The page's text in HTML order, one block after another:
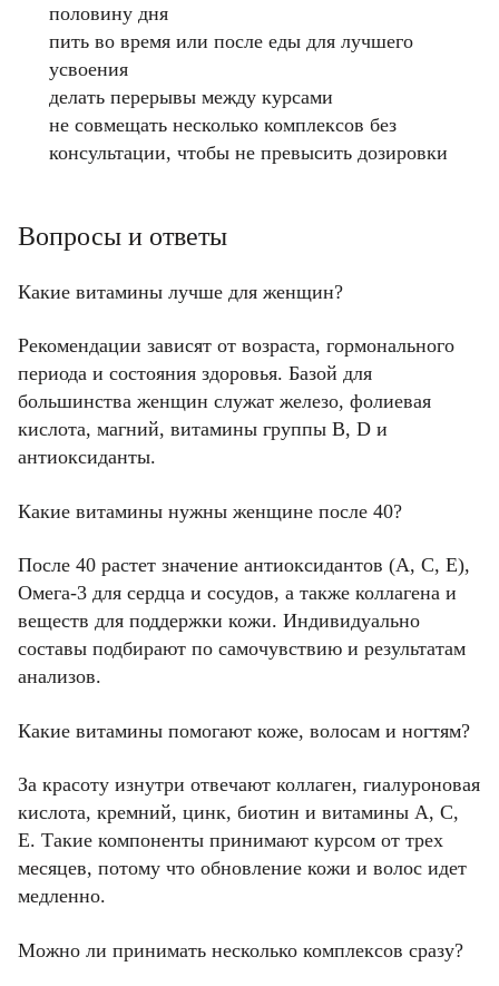
половину дня
пить во время или после еды для лучшего
усвоения
делать перерывы между курсами
не совмещать несколько комплексов без
консультации, чтобы не превысить дозировки
Вопросы и ответы
Какие витамины лучше для женщин?
Рекомендации зависят от возраста, гормонального
периода и состояния здоровья. Базой для
большинства женщин служат железо, фолиевая
кислота, магний, витамины группы B, D и
антиоксиданты.
Какие витамины нужны женщине после 40?
После 40 растет значение антиоксидантов (A, C, E),
Омега-3 для сердца и сосудов, а также коллагена и
веществ для поддержки кожи. Индивидуально
составы подбирают по самочувствию и результатам
анализов.
Какие витамины помогают коже, волосам и ногтям?
За красоту изнутри отвечают коллаген, гиалуроновая
кислота, кремний, цинк, биотин и витамины A, C,
E. Такие компоненты принимают курсом от трех
месяцев, потому что обновление кожи и волос идет
медленно.
Можно ли принимать несколько комплексов сразу?